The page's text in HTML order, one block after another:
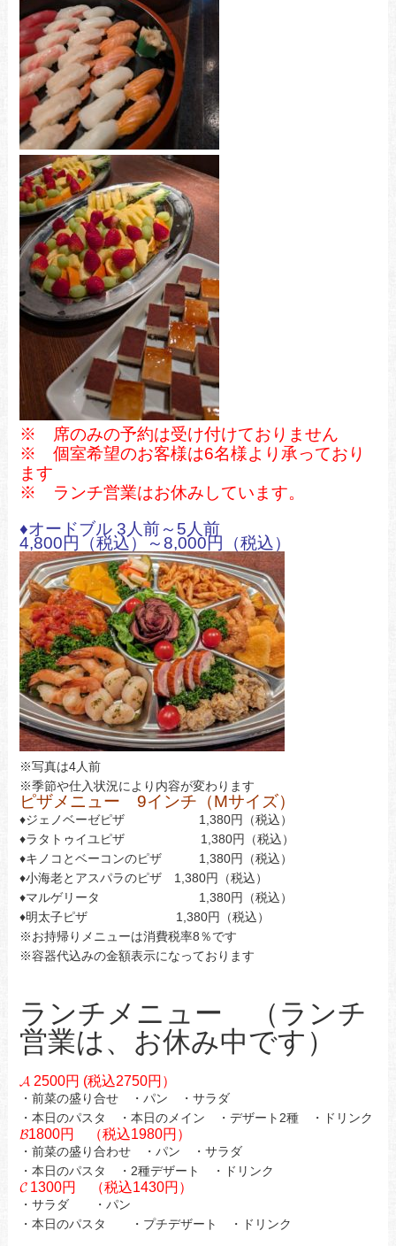
※ 席のみの予約は受け付けておりません
※ 個室希望のお客様は6名様より承っており
ます
※ ランチ営業はお休みしています。
♦オードブル 3人前～5人前
4,800円（税込）～8,000円（税込）
※写真は4人前
※季節や仕入状況により内容が変わります
ピザメニュー 9インチ（Mサイズ）
♦ジェノベーゼピザ 1,380円（税込）
♦ラタトゥイユピザ 1,380円（税込）
♦キノコとベーコンのピザ 1,380円（税込）
♦小海老とアスパラのピザ 1,380円（税込）
♦マルゲリータ 1,380円（税込）
♦明太子ピザ 1,380円（税込）
※お持帰りメニューは消費税率8％です
※容器代込みの金額表示になっております
ランチメニュー （ランチ
営業は、お休み中です）
𝓐 2500円 (税込2750円）
・前菜の盛り合せ ・パン ・サラダ
・本日のパスタ ・本日のメイン ・デザート2種 ・ドリンク
𝓑1800円 （税込1980円）
・前菜の盛り合わせ ・パン ・サラダ
・本日のパスタ ・2種デザート ・ドリンク
𝓒 1300円 （税込1430円）
・サラダ ・パン
・本日のパスタ ・プチデザート ・ドリンク